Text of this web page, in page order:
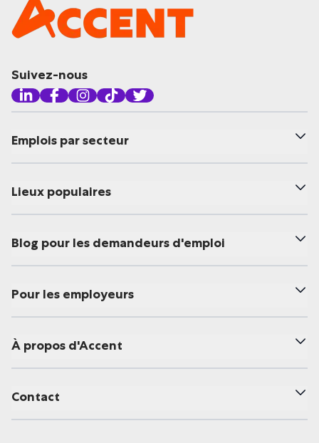
Suivez-nous
Emplois par secteur
Lieux populaires
Blog pour les demandeurs d'emploi
Pour les employeurs
À propos d'Accent
Contact